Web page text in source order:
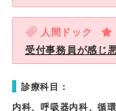
人間ドック
受付事務員が感じ
診療科目：
内科、呼吸器内科、循